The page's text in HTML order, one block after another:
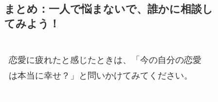
まとめ：一人で悩まないで、誰かに相談し
てみよう！
恋愛に疲れたと感じたときは、「今の自分の恋愛
は本当に幸せ？」と問いかけてみてください。